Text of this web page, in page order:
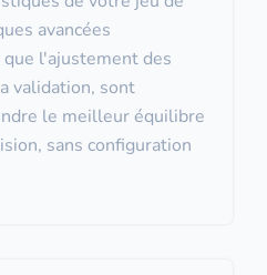
avancées
l'ajustement des
validation, sont
le meilleur équilibre
sans configuration